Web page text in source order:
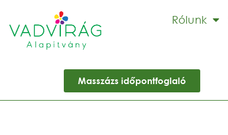
Rólunk
Masszázs időpontfoglaló